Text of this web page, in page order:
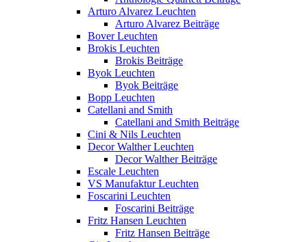
Arturo Alvarez Leuchten
Arturo Alvarez Beiträge
Bover Leuchten
Brokis Leuchten
Brokis Beiträge
Byok Leuchten
Byok Beiträge
Bopp Leuchten
Catellani and Smith
Catellani and Smith Beiträge
Cini & Nils Leuchten
Decor Walther Leuchten
Decor Walther Beiträge
Escale Leuchten
VS Manufaktur Leuchten
Foscarini Leuchten
Foscarini Beiträge
Fritz Hansen Leuchten
Fritz Hansen Beiträge